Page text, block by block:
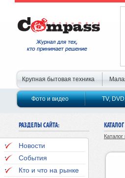
РАЗДЕЛЫ САЙТА:
Новости
События
Кто и что на рынке
Крупная бытовая техника
Фото и видео TV,